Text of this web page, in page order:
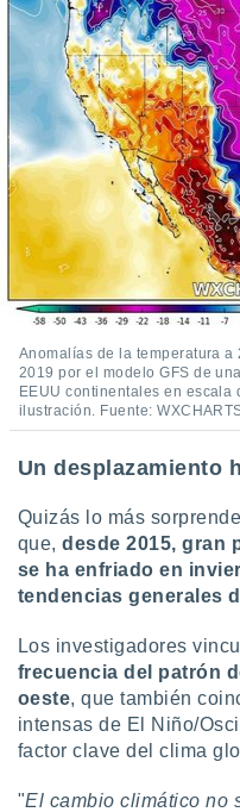
Anomalías de la temperatura
2019 por el modelo GFS de
EEUU continentales en
ilustración. Fuente:
Un desplazamiento
Quizás lo más
que,desde 2015, gran
se ha enfriado en
tendencias generales
Los investigadores
frecuencia del patrón
oeste, que también
intensas de El Niño/
factor clave del clima
"El cambio climático no